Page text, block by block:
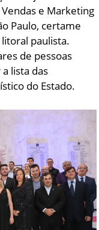
e Marketing
Paulo, certame
paulista.
de pessoas
lista das
do Estado.